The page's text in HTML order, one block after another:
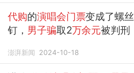
代购的演唱会门票变成了螺丝
钉， 男子骗取2万余元被判刑
澎湃新闻 2024-10-18